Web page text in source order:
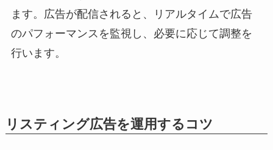
ます。広告が配信されると、リアルタイムで広告
のパフォーマンスを監視し、必要に応じて調整を
行います。
リスティング広告を運用するコツ